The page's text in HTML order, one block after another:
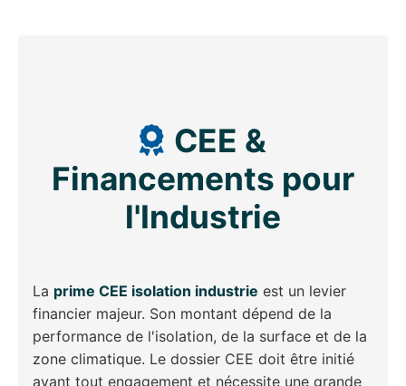
CEE &
Financements pour
l'Industrie
La prime CEE isolation industrie est un levier
financier majeur. Son montant dépend de la
performance de l'isolation, de la surface et de la
zone climatique. Le dossier CEE doit être initié
avant tout engagement et nécessite une grande